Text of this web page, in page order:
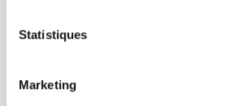
Statistiques
Marketing
FOREIGN RIGHTS
CONDITIONS GÉNÉRALES